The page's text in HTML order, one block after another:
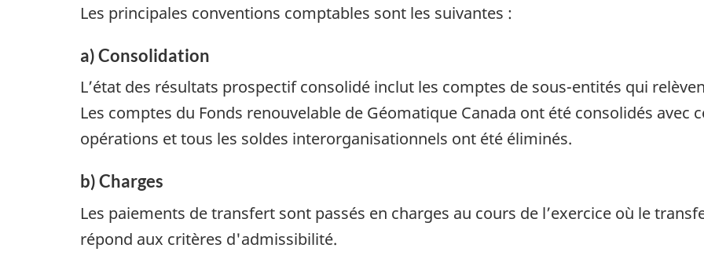
Les principales conventions comptables sont les suivantes :
a) Consolidation
L’état des résultats prospectif consolidé inclut les comptes de sous-entités qui
Les comptes du Fonds renouvelable de Géomatique Canada ont été consolidés avec
opérations et tous les soldes interorganisationnels ont été éliminés.
b) Charges
Les paiements de transfert sont passés en charges au cours de l’exercice où le
répond aux critères d'admissibilité.